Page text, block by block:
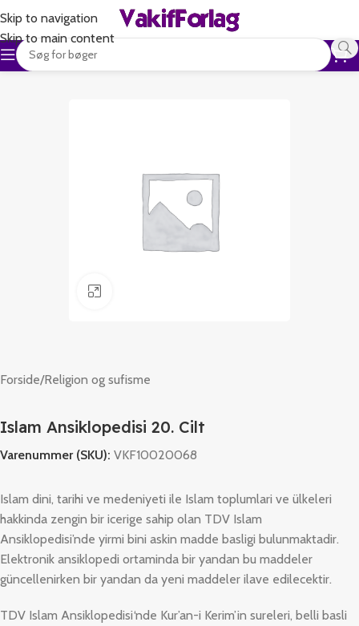
Skip to navigation
Skip to main content
Forside/Religion og sufisme
Islam Ansiklopedisi 20. Cilt
Varenummer (SKU): VKF10020068
Islam dini, tarihi ve medeniyeti ile Islam toplumlari ve ülkeleri
hakkinda zengin bir icerige sahip olan TDV Islam
Ansiklopedisi’nde yirmi bini askin madde basligi bulunmaktadir.
Elektronik ansiklopedi ortaminda bir yandan bu maddeler
güncellenirken bir yandan da yeni maddeler ilave edilecektir.
TDV Islam Ansiklopedisi‘nde Kur’an-i Kerim’in sureleri, belli basli